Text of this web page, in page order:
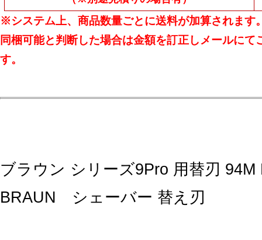
※システム上、商品数量ごとに送料が加算されます
同梱可能と判断した場合は金額を訂正しメールにて
す。
ブラウン シリーズ9Pro 用替刃
BRAUN シェーバー 替え刃